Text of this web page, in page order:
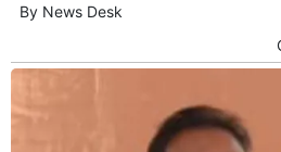
By News Desk